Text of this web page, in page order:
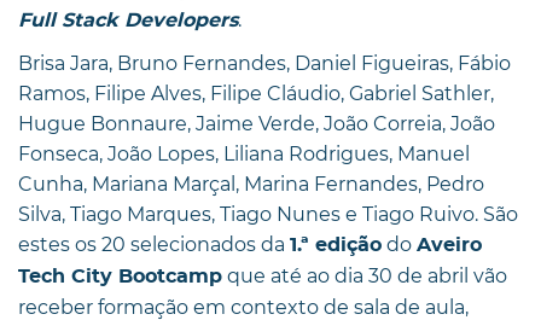
Full Stack Developers.
Brisa Jara, Bruno Fernandes, Daniel Figueiras, Fábio
Ramos, Filipe Alves, Filipe Cláudio, Gabriel Sathler,
Hugue Bonnaure, Jaime Verde, João Correia, João
Fonseca, João Lopes, Liliana Rodrigues, Manuel
Cunha, Mariana Marçal, Marina Fernandes, Pedro
Silva, Tiago Marques, Tiago Nunes e Tiago Ruivo. São
estes os 20 selecionados da 1.ª edição do Aveiro
Tech City Bootcamp que até ao dia 30 de abril vão
receber formação em contexto de sala de aula,